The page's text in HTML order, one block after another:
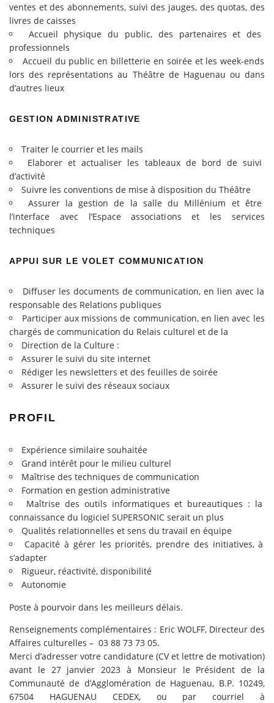
ventes et des abonnements, suivi des jauges, des quotas, des
livres de caisses
Accueil physique du public, des partenaires et des
professionnels
Accueil du public en billetterie en soirée et les week-ends
lors des représentations au Théâtre de Haguenau ou dans
d’autres lieux
GESTION ADMINISTRATIVE
Traiter le courrier et les mails
Elaborer et actualiser les tableaux de bord de suivi
d’activité
Suivre les conventions de mise à disposition du Théâtre
Assurer la gestion de la salle du Millénium et être
l’interface avec l’Espace associations et les services
techniques
APPUI SUR LE VOLET COMMUNICATION
Diffuser les documents de communication, en lien avec la
responsable des Relations publiques
Participer aux missions de communication, en lien avec les
chargés de communication du Relais culturel et de la
Direction de la Culture :
Assurer le suivi du site internet
Rédiger les newsletters et des feuilles de soirée
Assurer le suivi des réseaux sociaux
PROFIL
Expérience similaire souhaitée
Grand intérêt pour le milieu culturel
Maîtrise des techniques de communication
Formation en gestion administrative
Maîtrise des outils informatiques et bureautiques : la
connaissance du logiciel SUPERSONIC serait un plus
Qualités relationnelles et sens du travail en équipe
Capacité à gérer les priorités, prendre des initiatives, à
s’adapter
Rigueur, réactivité, disponibilité
Autonomie
Poste à pourvoir dans les meilleurs délais.
Renseignements complémentaires : Eric WOLFF, Directeur des
Affaires culturelles – 03 88 73 73 05.
Merci d’adresser votre candidature (CV et lettre de motivation)
avant le 27 janvier 2023 à Monsieur le Président de la
Communauté de d’Agglomération de Haguenau, B.P. 10249,
67504 HAGUENAU CEDEX, ou par courriel à